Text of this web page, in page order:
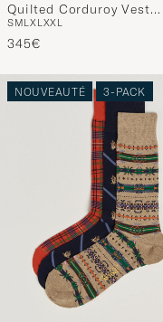
Quilted Corduroy Vest
Cooper Brown
SMLXLXXL
345€
NOUVEAUTÉ 3-PACK